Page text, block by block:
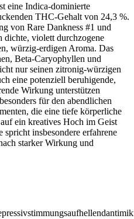
eine Indica-dominierte
THC-Gehalt von 24,3 %.
von Rare Dankness #1 und
dichte, violett durchzogene
würzig-erdigen Aroma. Das
Beta-Caryophyllen und
nur seinen zitronig-würzigen
eine potenziell beruhigende,
Wirkung unterstützen
für den abendlichen
die eine tiefe körperliche
ein kreatives Hoch im Geist
spricht insbesondere erfahrene
starker Wirkung und
stimmungsaufhellend